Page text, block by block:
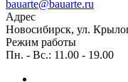
bauarte@bauarte.ru
Адрес
Новосибирск, ул.
Режим работы
Пн. - Вс.: 11.00 - 19.00